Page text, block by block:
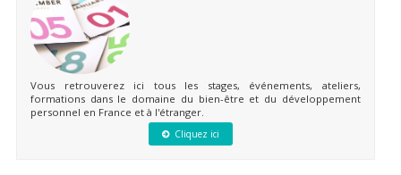
Vous retrouverez ici tous les stages, événements, ateliers,
formations dans le domaine du bien-être et du développement
personnel en France et à l'étranger.
Cliquez ici